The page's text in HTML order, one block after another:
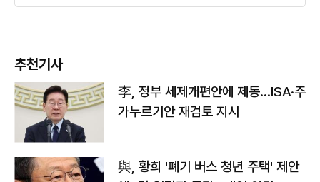
추천기사
李, 정부 세제개편안에 제동…ISA·주
가누르기안 재검토 지시
與, 황희 '폐기 버스 청년 주택' 제안